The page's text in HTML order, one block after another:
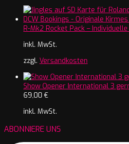
R-Mk2 Rocket Pack –
inkl. MwSt.
zzgl. Versandkosten
Show Opener International 3
69,00 €
inkl. MwSt.
ABONNIERE UNS